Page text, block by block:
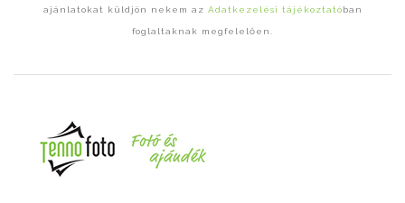
ajánlatokat küldjön nekem az Adatkezelési tájékoztatóban
foglaltaknak megfelelően.